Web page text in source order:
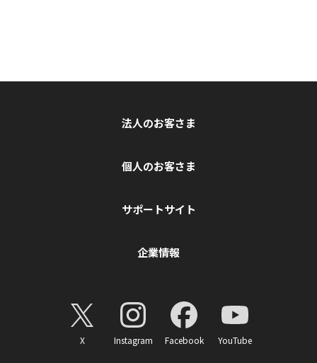
法人のお客さま
個人のお客さま
サポートサイト
企業情報
X Instagram Facebook YouTube